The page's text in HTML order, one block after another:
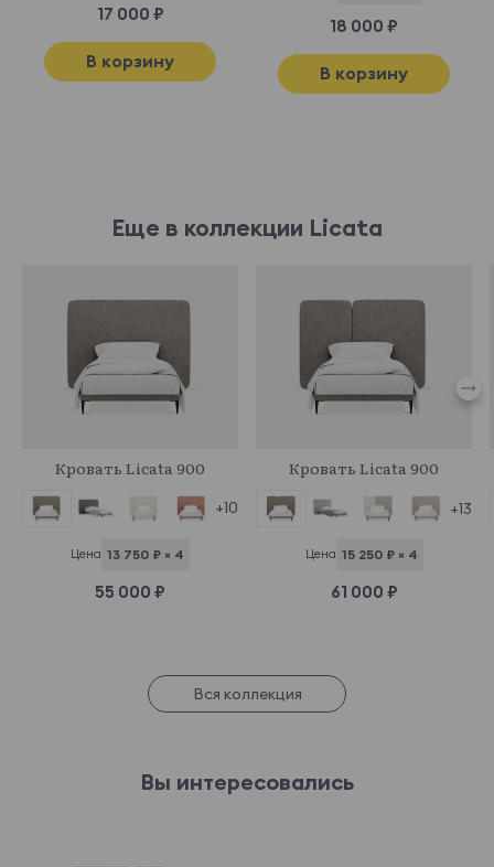
17 000 ₽
В корзину
18 000 ₽
В корзину
Еще в коллекции Licata
Кровать Licata 900
+10
Цена 13 750 ₽ × 4
55 000 ₽
Кровать Licata 900
+13
Цена 15 250 ₽ × 4
61 000 ₽
Вся коллекция
Вы интересовались